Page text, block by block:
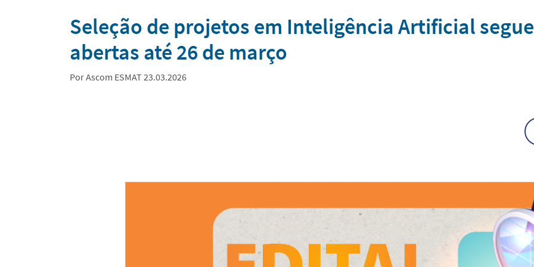
Notícias
Seleção de projetos em Inteligência Artificial
abertas até 26 de março
Por Ascom ESMAT 23.03.2026